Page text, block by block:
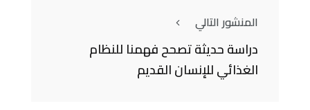
المنشور التالي
دراسة حديثة تصحح فهمنا للنظام
الغذائي للإنسان القديم